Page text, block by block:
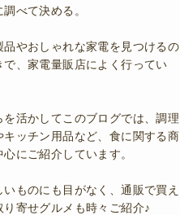
調べて決める。
品やおしゃれな家電を見つけるの
で、家電量販店によく行ってい
を活かしてこのブログでは、調理
キッチン用品など、食に関する商
心にご紹介しています。
いものにも目がなく、通販で買え
り寄せグルメも時々ご紹介♪